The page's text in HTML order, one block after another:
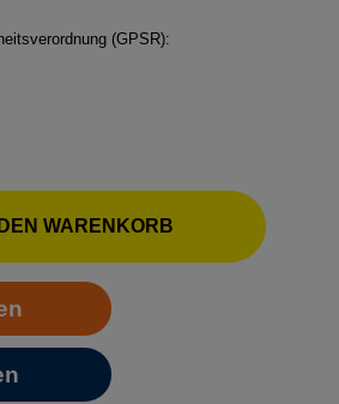
(GPSR):
gewünschten Wert
DEN WARENKORB